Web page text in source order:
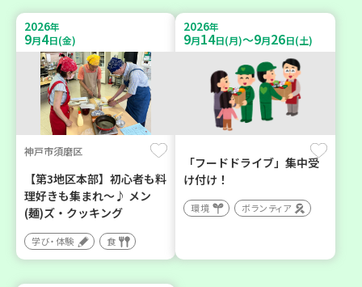
2026年
9月4日(金)
神戸市須磨区
【第3地区本部】初心者も料
理好きも集まれ～♪ メン
(麺)ズ・クッキング
学び・体験 食
2026年
9月14日(月)～9月26日(土)
「フードドライブ」集中受
け付け！
環境 ボランティア